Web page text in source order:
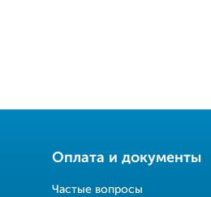
Оплата и документы
Частые вопросы